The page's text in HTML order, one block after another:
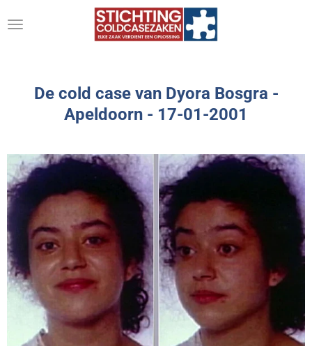
direct
De cold case van Dyora Bosgra -
Apeldoorn - 17-01-2001